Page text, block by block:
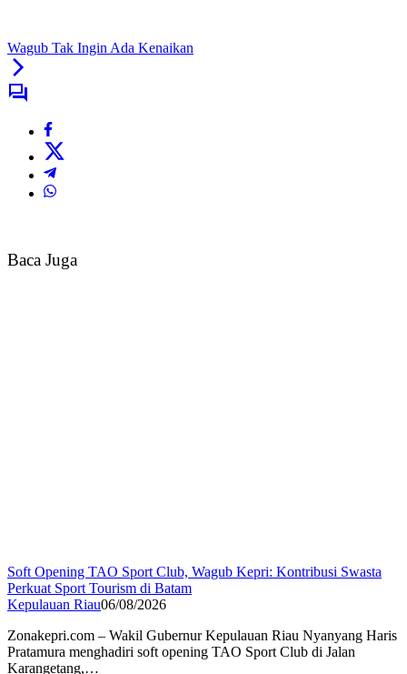
Wagub Tak Ingin Ada Kenaikan
Baca Juga
Soft Opening TAO Sport Club, Wagub Kepri: Kontribusi Swasta
Perkuat Sport Tourism di Batam
Kepulauan Riau06/08/2026
Zonakepri.com – Wakil Gubernur Kepulauan Riau Nyanyang Haris
Pratamura menghadiri soft opening TAO Sport Club di Jalan
Karangetang,…